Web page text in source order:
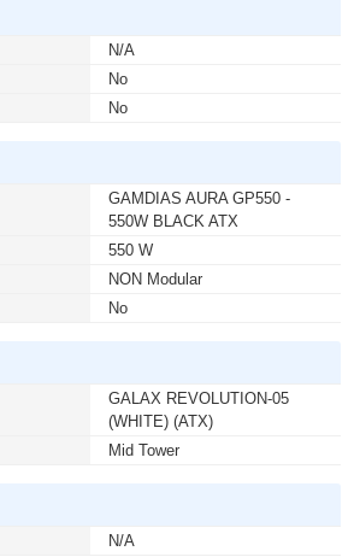
N/A
No
No
GAMDIAS AURA GP550 -
550W BLACK ATX
550 W
NON Modular
No
GALAX REVOLUTION-05
(WHITE) (ATX)
Mid Tower
N/A